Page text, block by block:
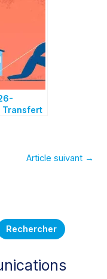
Thales
le «
»
Transfert
Article suivant →
Rechercher